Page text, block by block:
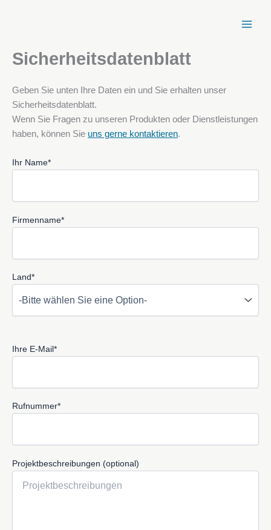
Sicherheitsdatenblatt
Geben Sie unten Ihre Daten ein und Sie erhalten unser
Sicherheitsdatenblatt.
Wenn Sie Fragen zu unseren Produkten oder Dienstleistungen
haben, können Sie uns gerne kontaktieren.
Ihr Name*
Firmenname*
Land*
Ihre E-Mail*
Rufnummer*
Projektbeschreibungen (optional)